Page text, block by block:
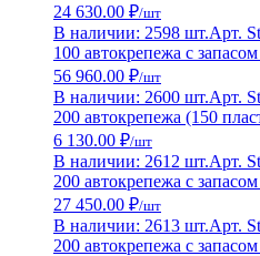
24 630.00 ₽/шт
В наличии: 2598 шт.Арт.
100 автокрепежа с
56 960.00 ₽/шт
В наличии: 2600 шт.Арт.
200 автокрепежа (150
6 130.00 ₽/шт
В наличии: 2612 шт.Арт.
200 автокрепежа с
27 450.00 ₽/шт
В наличии: 2613 шт.Арт.
200 автокрепежа с